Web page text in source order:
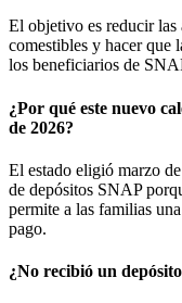
El objetivo es reducir las
comestibles y hacer que
los beneficiarios de
¿Por qué este nuevo
de 2026?
El estado eligió marzo
de depósitos SNAP
permite a las familias
pago.
¿No recibió un